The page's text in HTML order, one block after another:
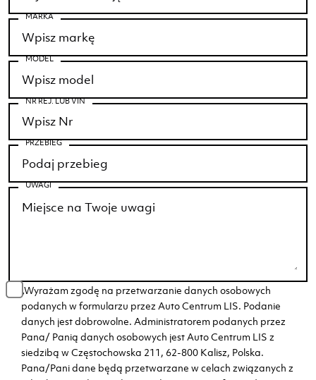
MARKA
MODEL
NR REJ. LUB VIN
PRZEBIEG
UWAGI
„Wyrażam zgodę na przetwarzanie danych osobowych
podanych w formularzu przez Auto Centrum LIS. Podanie
danych jest dobrowolne. Administratorem podanych przez
Pana/ Panią danych osobowych jest Auto Centrum LIS z
siedzibą w Częstochowska 211, 62-800 Kalisz, Polska.
Pana/Pani dane będą przetwarzane w celach związanych z